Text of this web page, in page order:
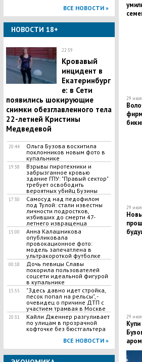
ВСЕ НОВОСТИ »
НОВОСТИ 18+
22:59
Кровавый
инцидент в
Екатеринбург
е: в Сети
появились шокирующие
снимки обезглавленного тела
22-летней Кристины
Медведевой
20:44
Ольга Бузова восхитила
поклонников новым фото в
купальнике
19:38
Взрывы пиротехники и
забрызганное кровью
здание ГПУ: "Правый сектор"
требует освободить
вероятных убийц Бузины
17:30
​Самосуд над педофилом
под Тулой: стали известны
личности подростков,
избивших до смерти 47-
летнего извращенца
15:00
Анна Калашникова
опубликовала
провокационное фото:
модель запечатлена в
ультракороткой футболке
00:18
Дочь певицы Славы
покорила пользователей
соцсети идеальной фигурой
в купальнике
15:55
"Здесь давно идет стройка,
песок попал на рельсы", -
очевидец о причине ДТП с
участием трамвая в Москве
20:31
Кайли Дженнер разгуливает
по улицам в прозрачной
кофточке без бюстгальтера
ВСЕ НОВОСТИ »
29
29
29